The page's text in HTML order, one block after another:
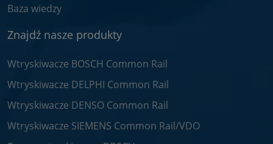
Baza wiedzy
Znajdź nasze produkty
Wtryskiwacze BOSCH Common Rail
Wtryskiwacze DELPHI Common Rail
Wtryskiwacze DENSO Common Rail
Wtryskiwacze SIEMENS Common Rail/VDO